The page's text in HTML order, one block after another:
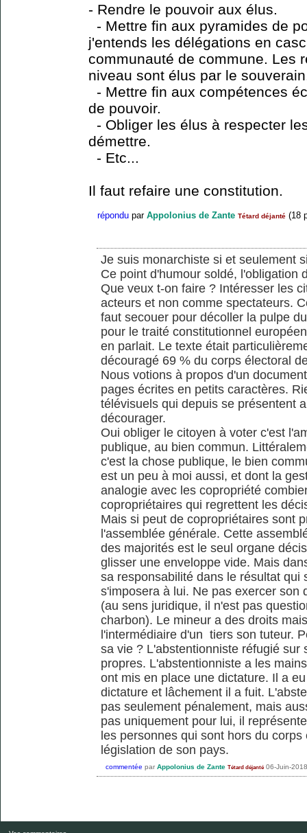
- Rendre le pouvoir aux élus.
- Mettre fin aux pyramides de
j'entends les délégations en
communauté de commune. Les
niveau sont élus par le
- Mettre fin aux compétences
de pouvoir.
- Obliger les élus à respecter
démettre.
- Etc...
Il faut refaire une constitution.
répondu par Appolonius de Zante Tétard déjanté (18
Je suis monarchiste si et seulement
Ce point d'humour soldé, l'obligation
Que veux t-on faire ? Intéresser les
acteurs et non comme spectateurs.
faut secouer pour décoller la pulpe
pour le traité constitutionnel
en parlait. Le texte était
découragé 69 % du corps électoral
Nous votions à propos d'un
pages écrites en petits caractères.
télévisuels qui depuis se présentent
décourager.
Oui obliger le citoyen à voter c'est
publique, au bien commun.
c'est la chose publique, le bien
est un peu à moi aussi, et dont la
analogie avec les copropriété
copropriétaires qui regrettent les
Mais si peut de copropriétaires sont
l'assemblée générale. Cette
des majorités est le seul organe
glisser une enveloppe vide. Mais
sa responsabilité dans le résultat qui
s'imposera à lui. Ne pas exercer son
(au sens juridique, il n'est pas
charbon). Le mineur a des droits
l'intermédiaire d'un tiers son tuteur.
sa vie ? L'abstentionniste réfugié sur
propres. L'abstentionniste a les
ont mis en place une dictature. Il a
dictature et lâchement il a fuit.
pas seulement pénalement, mais
pas uniquement pour lui, il
les personnes qui sont hors du
législation de son pays.
commentée par Appolonius de Zante Tétard déjanté 06-Juin-2018